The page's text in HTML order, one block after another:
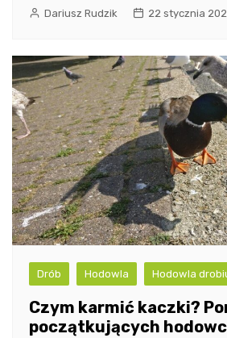
Dariusz Rudzik 22 stycznia
Drób Hodowla Hodowla
Czym karmić kaczki?
początkujących